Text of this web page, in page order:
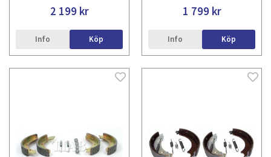
2 199 kr
Info Köp
1 799 kr
Info Köp